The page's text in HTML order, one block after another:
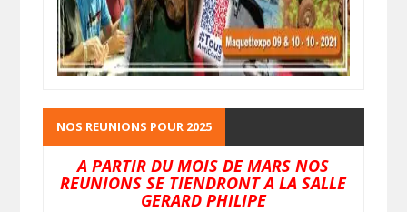
NOS REUNIONS POUR 2025
A PARTIR DU MOIS DE MARS NOS
REUNIONS SE TIENDRONT A LA SALLE
GERARD PHILIPE